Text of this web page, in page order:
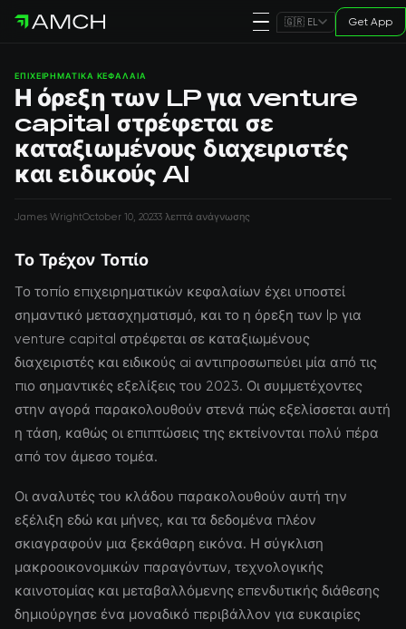
🇬🇷 EL Get App
ΕΠΙΧΕΙΡΗΜΑΤΙΚΆ ΚΕΦΆΛΑΙΑ
Η όρεξη των LP για venture
capital στρέφεται σε
καταξιωμένους διαχειριστές
και ειδικούς AI
James WrightOctober 10, 20233 λεπτά ανάγνωσης
Το Τρέχον Τοπίο
Το τοπίο επιχειρηματικών κεφαλαίων έχει υποστεί
σημαντικό μετασχηματισμό, και το η όρεξη των lp για
venture capital στρέφεται σε καταξιωμένους
διαχειριστές και ειδικούς ai αντιπροσωπεύει μία από τις
πιο σημαντικές εξελίξεις του 2023. Οι συμμετέχοντες
στην αγορά παρακολουθούν στενά πώς εξελίσσεται αυτή
η τάση, καθώς οι επιπτώσεις της εκτείνονται πολύ πέρα
από τον άμεσο τομέα.
Οι αναλυτές του κλάδου παρακολουθούν αυτή την
εξέλιξη εδώ και μήνες, και τα δεδομένα πλέον
σκιαγραφούν μια ξεκάθαρη εικόνα. Η σύγκλιση
μακροοικονομικών παραγόντων, τεχνολογικής
καινοτομίας και μεταβαλλόμενης επενδυτικής διάθεσης
δημιούργησε ένα μοναδικό περιβάλλον για ευκαιρίες